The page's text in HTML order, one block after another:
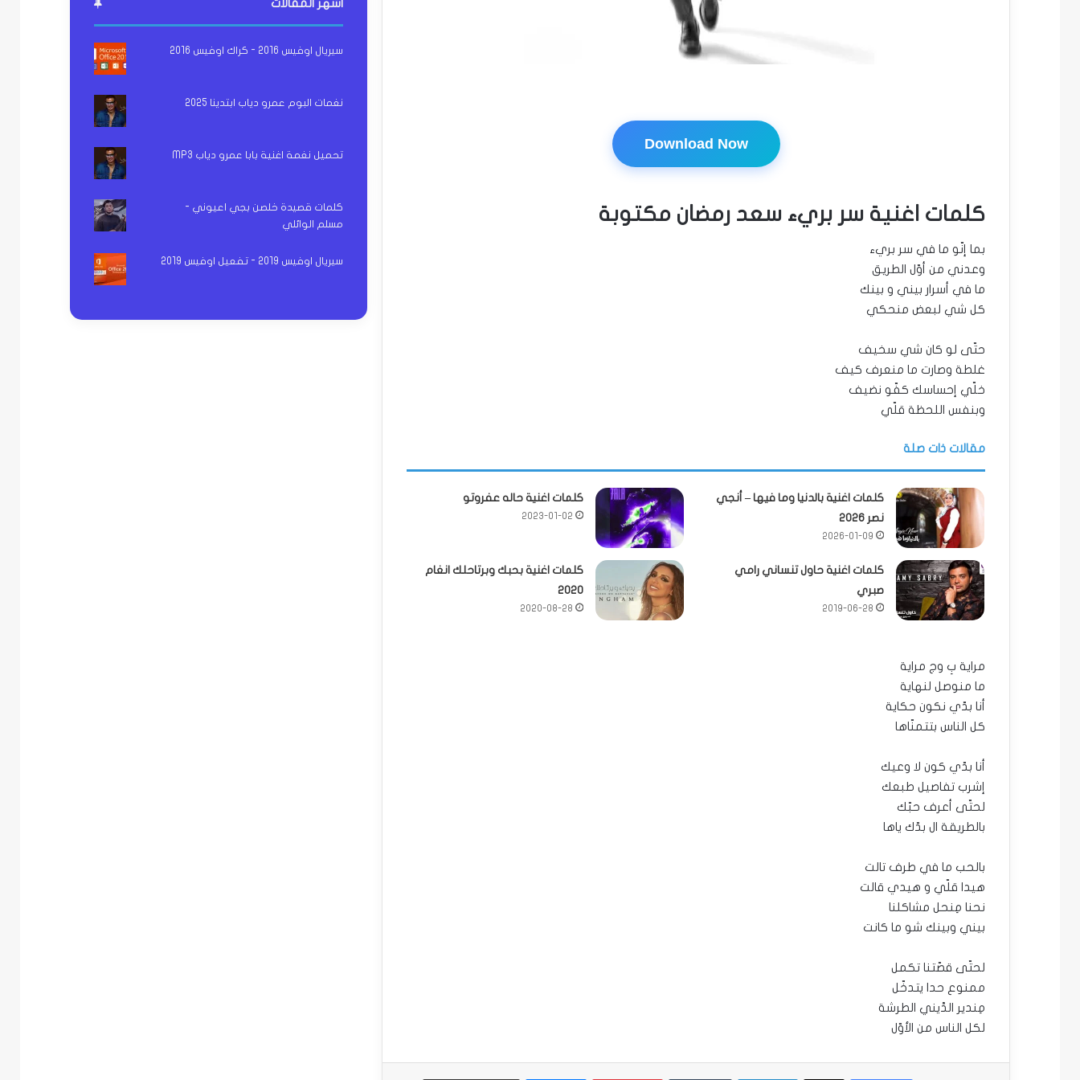
Download Now
كلمات اغنية سر بريء سعد رمضان مكتوبة
بما إنّو ما في سر بريء
وعدني من أوّل الطريق
ما في أسرار بيني و بينك
كل شي لبعض منحكي
حتّى لو كان شي سخيف
غلطة وصارت ما منعرف كيف
خلّي إحساسك كفّو نضيف
وبنفس اللحظة قلّي
مقالات ذات صلة
كلمات اغنية بالدنيا وما فيها – أنجي
نصر 2026
2026-01-09
كلمات اغنية حاله عفروتو
2023-01-02
كلمات اغنية حاول تنساني رامي
صبري
2019-06-28
كلمات اغنية بحبك وبرتاحلك انغام
2020
2020-08-28
مراية بِ وج مراية
ما منوصل لنهاية
أنا بدّي نكون حكاية
كل الناس بتتمنّاها
أنا بدّي كون لا وعيك
إشرب تفاصيل طبعك
لحتّى أعرف حبّك
بالطريقة ال بدّك ياها
بالحب ما في طرف تالت
هيدا قلّي و هيدي قالت
نحنا مِنحل مشاكلنا
بيني وبينك شو ما كانت
لحتّى قصّتنا تكمل
ممنوع حدا يتدخّل
مِندير الدَّيني الطرشة
لكل الناس من الأوّل
اشهر المقالات
سيريال اوفيس 2016 - كراك اوفيس 2016
نغمات البوم عمرو دياب ابتدينا 2025
تحميل نغمة اغنية بابا عمرو دياب MP3
كلمات قصيدة خلصن بجي اعيوني -
مسلم الوائلي
سيريال اوفيس 2019 - تفعيل اوفيس 2019